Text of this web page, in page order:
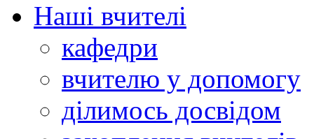
Наші вчителі
кафедри
вчителю у допомогу
ділимось досвідом